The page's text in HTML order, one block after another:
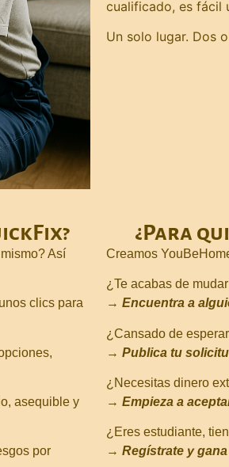
cualificado, es fácil
Un solo lugar. Dos
Así
clics para
asequible y
por
¿Para
Creamos
¿Te acabas de
→ Encuentra a
¿Cansado de
→ Publica tu
¿Necesitas dinero
→ Empieza a
¿Eres estudiante,
→ Regístrate y